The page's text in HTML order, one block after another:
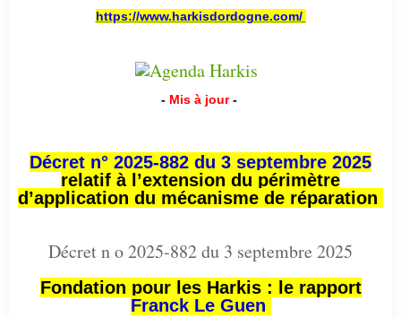
https://www.harkisdordogne.com/
- Mis à jour -
Décret n° 2025-882 du 3 septembre 2025
relatif à l’extension du périmètre
d’application du mécanisme de réparation
Décret n o 2025-882 du 3 septembre 2025
Fondation pour les Harkis : le rapport
Franck Le Guen